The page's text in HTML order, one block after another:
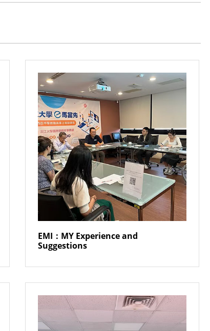
EMI：MY Experience and
Suggestions